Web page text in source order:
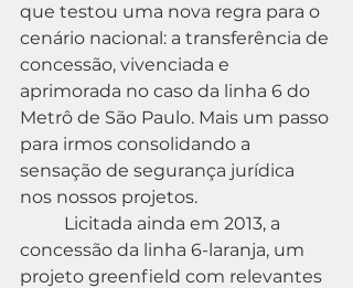
que testou uma nova regra para o
cenário nacional: a transferência de
concessão, vivenciada e
aprimorada no caso da linha 6 do
Metrô de São Paulo. Mais um passo
para irmos consolidando a
sensação de segurança jurídica
nos nossos projetos.
concessão da linha 6-laranja, um
projeto greenfield com relevantes